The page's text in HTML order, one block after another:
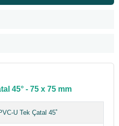
45° - 75 x 75 mm
U Tek Çatal 45˚